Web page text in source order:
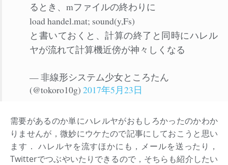
るとき、mファイルの終わりに
load handel.mat; sound(y,Fs)
と書いておくと、計算の終了と同時にハレル
ヤが流れて計算機近傍が神々しくなる
— 非線形システム少女ところたん
(@tokoro10g) 2017年5月23日
需要があるのか単にハレルヤがおもしろかったのかわか
りませんが，微妙にウケたので記事にしておこうと思い
ます． ハレルヤを流すほかにも，メールを送ったり，
Twitterでつぶやいたりできるので，そちらも紹介したい